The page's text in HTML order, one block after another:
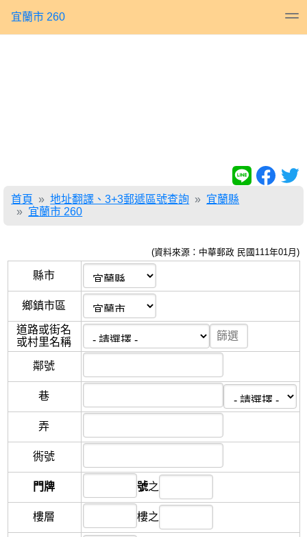
宜蘭市 260
首頁 地址翻譯、3+3郵遞區號查詢
宜蘭縣
宜蘭市 260
(資料來源：中華郵政 民國111年01月)
縣市
鄉鎮市區
道路或街名
或村里名稱
鄰號
巷
弄
衖號
門牌 號之
樓層 樓之